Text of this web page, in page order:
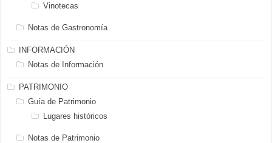
Vinotecas
Notas de Gastronomía
INFORMACIÓN
Notas de Información
PATRIMONIO
Guía de Patrimonio
Lugares históricos
Notas de Patrimonio